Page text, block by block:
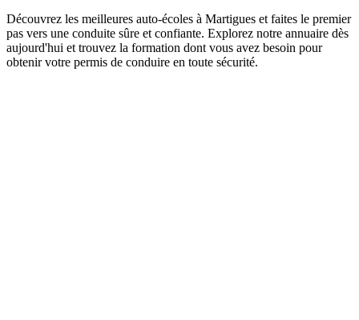
Découvrez les meilleures auto-écoles à Martigues et faites le premier
pas vers une conduite sûre et confiante. Explorez notre annuaire dès
aujourd'hui et trouvez la formation dont vous avez besoin pour
obtenir votre permis de conduire en toute sécurité.